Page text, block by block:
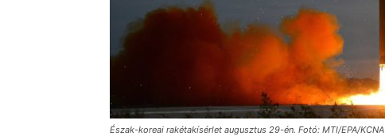
Észak-koreai rakétakísérlet augusztus 29-én. Fotó: MTI/EPA/KCNA